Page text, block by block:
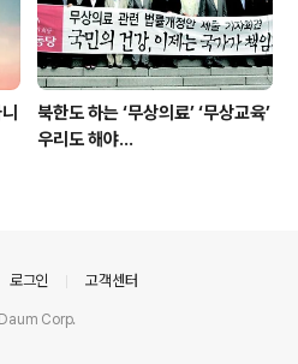
북한도 하는 ‘무상의료’ ‘무상교육’
우리도 해야...
로그인 고객센터
Corp.